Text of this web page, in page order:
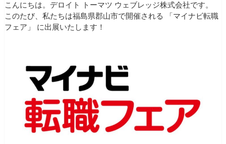
こんにちは。デロイト トーマツ ウェブレッジ株式会社です。
このたび、私たちは福島県郡山市で開催される 「マイナビ転職
フェア」 に出展いたします！